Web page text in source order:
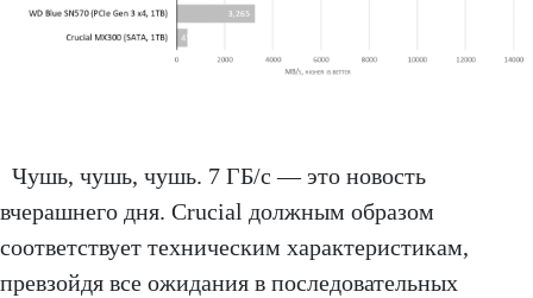
Чушь, чушь, чушь. 7 ГБ/с — это новость
вчерашнего дня. Crucial должным образом
соответствует техническим характеристикам,
превзойдя все ожидания в последовательных